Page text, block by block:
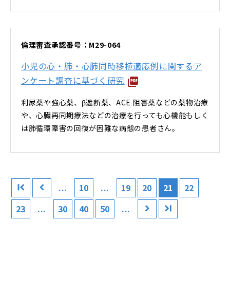
倫理審査承認番号：M29-064
小児の心・肺・心肺同時移植適応例に関するア
ンケート調査に基づく研究
利尿薬や強心薬、β遮断薬、ACE 阻害薬などの薬物治療
や、心臓再同期療法などの治療を行っても心機能もしく
は肺循環障害の回復が困難な病態の患者さん。
... 10 ... 19 20 21
22
23
... 30 40 50 ...